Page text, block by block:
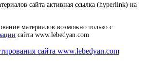
сайта активная ссылка (hyperlink) на
материалов возможно только с
сайта www.lebedyan.com